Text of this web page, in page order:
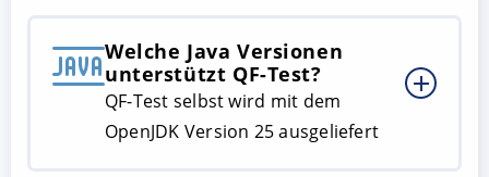
Welche Java Versionen
unterstützt QF-Test?
QF-Test selbst wird mit dem
OpenJDK Version 25 ausgeliefert